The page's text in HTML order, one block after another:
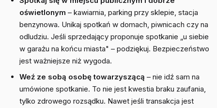
oświetlonym – kawiarnia, parking przy sklepie, stacja
benzynowa. Unikaj spotkań w domach, piwnicach czy na
odludziu. Jeśli sprzedający proponuje spotkanie „u siebie
w garażu na końcu miasta" – podziękuj. Bezpieczeństwo
jest ważniejsze niż wygoda.
Weź ze sobą osobę towarzyszącą – nie idź sam na
umówione spotkanie. To nie jest kwestia braku zaufania,
tylko zdrowego rozsądku. Nawet jeśli transakcja jest